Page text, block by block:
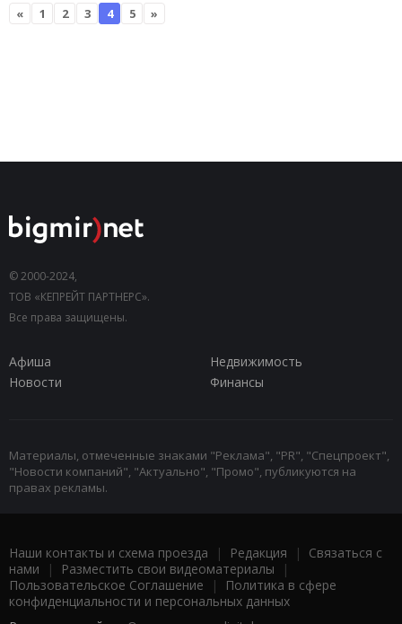
« 1 2 3 4 5 »
© 2000-2024,
ТОВ «КЕПРЕЙТ ПАРТНЕРС».
Все права защищены.
Афиша
Недвижимость
Новости
Финансы
Материалы, отмеченные знаками "Реклама", "PR", "Спецпроект",
"Новости компаний", "Актуально", "Промо", публикуются на
правах рекламы.
Наши контакты и схема проезда | Редакция | Связаться с
нами | Разместить свои видеоматериалы |
Пользовательское Соглашение |
Политика в сфере
конфиденциальности и персональных данных